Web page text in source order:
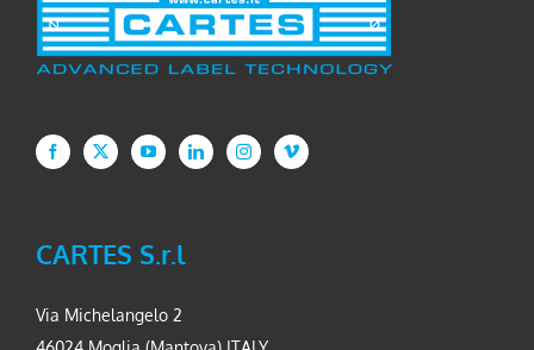
CARTES S.r.l
Via Michelangelo 2